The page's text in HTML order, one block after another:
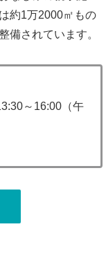
約1万2000㎡もの
備されています。
～16:00（午